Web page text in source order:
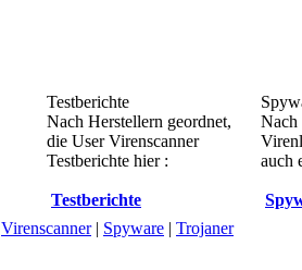
Testberichte
Nach Herstellern geordnet,
die User Virenscanner
Testberichte hier :
Testberichte
Nach
auch
Virenscanner| Spyware | Trojaner